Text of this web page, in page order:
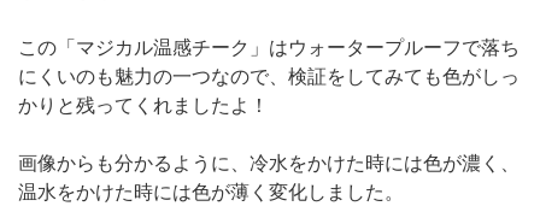
この「マジカル温感チーク」はウォータープルーフで落ち
にくいのも魅力の一つなので、検証をしてみても色がしっ
かりと残ってくれましたよ！
画像からも分かるように、冷水をかけた時には色が濃く、
温水をかけた時には色が薄く変化しました。